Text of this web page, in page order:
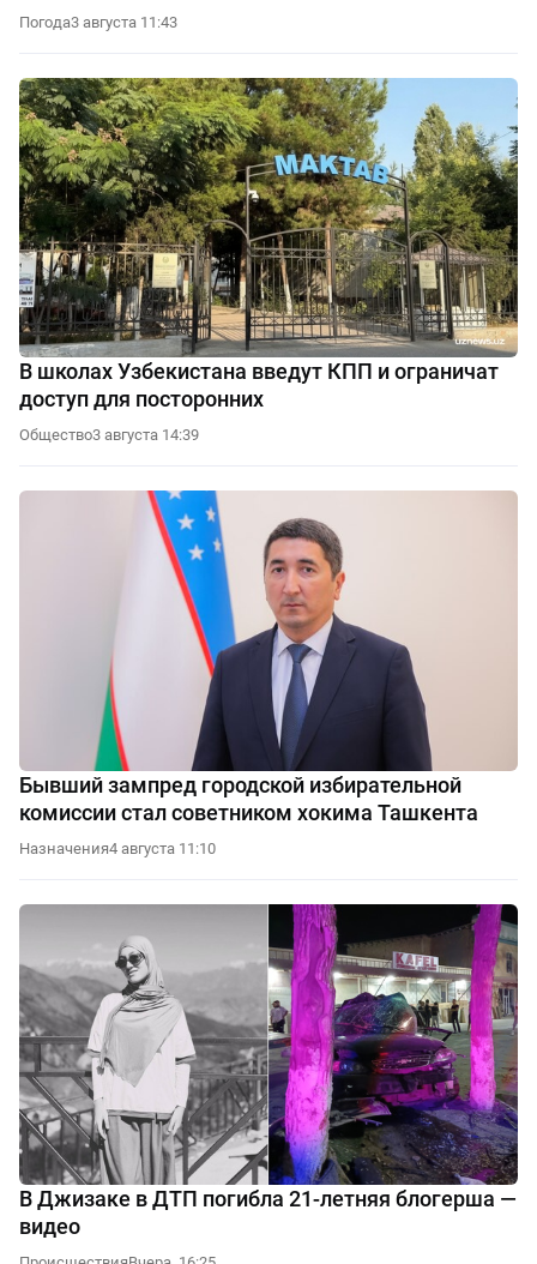
Погода3 августа 11:43
В школах Узбекистана введут КПП и ограничат
доступ для посторонних
Общество3 августа 14:39
Бывший зампред городской избирательной
комиссии стал советником хокима Ташкента
Назначения4 августа 11:10
В Джизаке в ДТП погибла 21-летняя блогерша —
видео